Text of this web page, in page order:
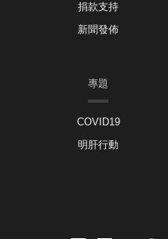
捐款支持
新聞發佈
專題
COVID19
明肝行動